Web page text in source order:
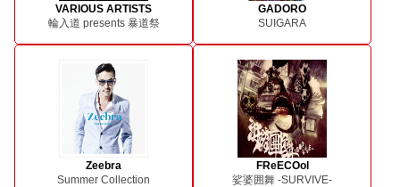
VARIOUS ARTISTS
輪入道 presents 暴道祭
GADORO
SUIGARA
Zeebra
Summer Collection
FReECOol
娑婆囲舞 -SURVIVE-